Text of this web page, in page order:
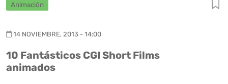
Animación
14 NOVIEMBRE, 2013 - 14:00
10 Fantásticos CGI Short Films
animados